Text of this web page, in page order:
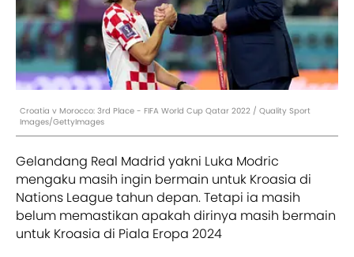
Croatia v Morocco: 3rd Place - FIFA World Cup Qatar 2022 / Quality Sport
Images/GettyImages
Gelandang Real Madrid yakni Luka Modric
mengaku masih ingin bermain untuk Kroasia di
Nations League tahun depan. Tetapi ia masih
belum memastikan apakah dirinya masih bermain
untuk Kroasia di Piala Eropa 2024